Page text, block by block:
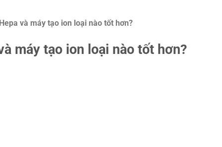
và máy tạo ion loại nào tốt hơn?
máy tạo ion loại nào tốt hơn?